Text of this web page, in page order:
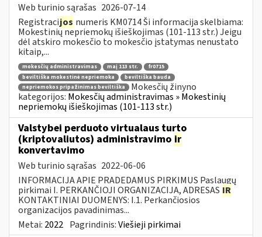
Web turinio sąrašas 2026-07-14
Registracijos numeris KM0714 Ši informacija skelbiama:
Mokestinių nepriemokų išieškojimas (101-113 str.) Jeigu
dėl atskiro mokesčio to mokesčio įstatymas nenustato
kitaip,...
mokesčių administravimas maį 113 str.
fr0715
beviltiška mokestinė nepriemoka
beviltiška bauda
nepriemokos pripažinimas beviltiška
Mokesčių žinyno
kategorijos: Mokesčių administravimas » Mokestinių
nepriemokų išieškojimas (101-113 str.)
Valstybei perduoto virtualaus turto
(kriptovaliutos) administravimo ir
konvertavimo
Web turinio sąrašas 2022-06-06
INFORMACIJA APIE PRADEDAMUS PIRKIMUS Paslaugų
pirkimai I. PERKANČIOJI ORGANIZACIJA, ADRESAS IR
KONTAKTINIAI DUOMENYS: I.1. Perkančiosios
organizacijos pavadinimas...
Metai: 2022 Pagrindinis:Viešieji pirkimai